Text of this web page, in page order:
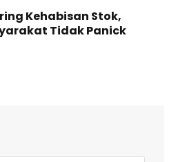
Kehabisan Stok,
Tidak Panick